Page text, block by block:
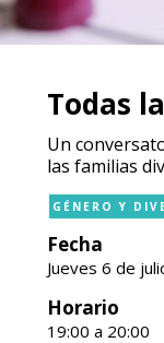
Todas
Un
las familias
GÉNERO Y
Fecha
Jueves 6 de
Horario
19:00 a 20:00